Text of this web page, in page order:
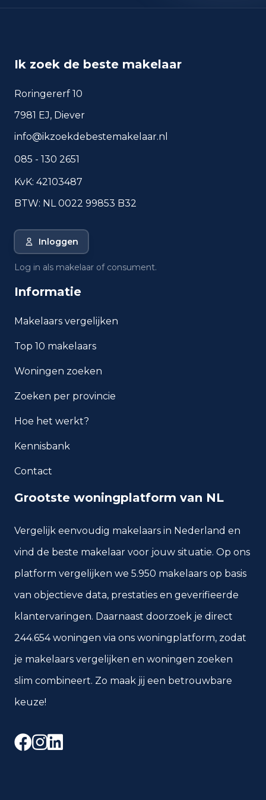
wonen in Breda
Korte antwoorden op basis van actuele
plaatscijfers, handig voor een snelle
Breda?
Wat is de gemiddelde WOZ-
waarde in Breda?
Wat is het gemiddelde
inkomen per inwoner in Breda?
Hoe veilig is wonen in Breda?
het meest voor in Breda?
Ik zoek de beste makelaar
Roringererf 10
7981 EJ, Diever
info@ikzoekdebestemakelaar.nl
085 - 130 2651
KvK: 42103487
BTW: NL 0022 99853 B32
Inloggen
Log in als makelaar of consument.
Informatie
Makelaars vergelijken
Top 10 makelaars
Woningen zoeken
Zoeken per provincie
Hoe het werkt?
Kennisbank
Contact
Grootste woningplatform van NL
Vergelijk eenvoudig makelaars in Nederland en
vind de beste makelaar voor jouw situatie. Op ons
platform vergelijken we 5.950 makelaars op basis
van objectieve data, prestaties en geverifieerde
klantervaringen. Daarnaast doorzoek je direct
244.654 woningen via ons woningplatform, zodat
je makelaars vergelijken en woningen zoeken
slim combineert. Zo maak jij een betrouwbare
keuze!
Facebook
Instagram
LinkedIn